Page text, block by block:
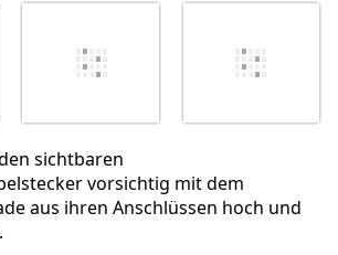
sichtbaren
vorsichtig mit dem
aus ihren Anschlüssen hoch und